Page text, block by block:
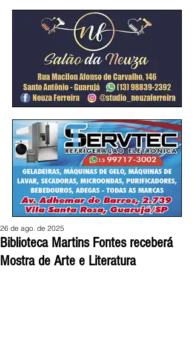
Biblioteca Martins Fontes receberá
Mostra de Arte e Literatura
26 de ago. de 2025